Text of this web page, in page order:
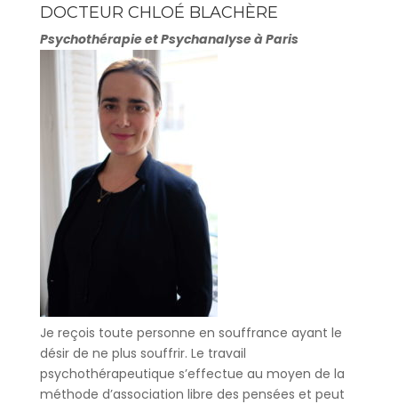
DOCTEUR CHLOÉ BLACHÈRE
Psychothérapie et Psychanalyse à Paris
Je reçois toute personne en souffrance ayant le
désir de ne plus souffrir. Le travail
psychothérapeutique s’effectue au moyen de la
méthode d’association libre des pensées et peut